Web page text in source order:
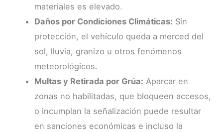
materiales es elevado.
Daños por Condiciones Climáticas: Sin
protección, el vehículo queda a merced del
sol, lluvia, granizo u otros fenómenos
meteorológicos.
Multas y Retirada por Grúa: Aparcar en
zonas no habilitadas, que bloqueen accesos,
o incumplan la señalización puede resultar
en sanciones económicas e incluso la